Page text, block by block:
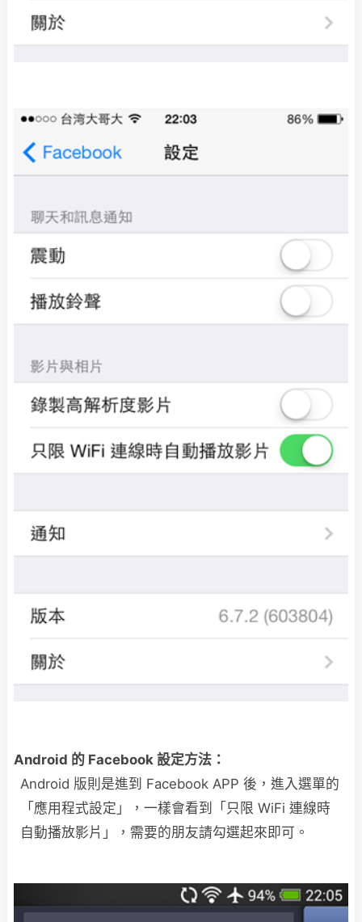
Android 的 Facebook 設定方法：
Android 版則是進到 Facebook APP 後，進入選單的
「應用程式設定」，一樣會看到「只限 WiFi 連線時
自動播放影片」，需要的朋友請勾選起來即可。